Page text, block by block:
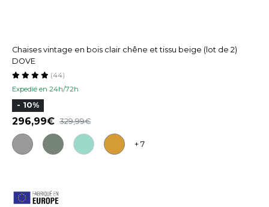
Chaises vintage en bois clair chêne et tissu beige (lot de 2)
DOVE
Expedié en 24h/72h
(44)
- 10%
296,99 329,99
+ 7